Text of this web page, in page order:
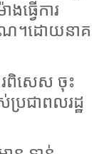
ធ្វើការ
ណ។ដោយនាគ
រពិសេស ចុះ
រជាពលរដ្ឋ